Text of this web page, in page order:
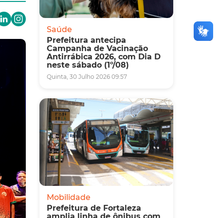
Saúde
Prefeitura antecipa
Campanha de Vacinação
Antirrábica 2026, com Dia D
neste sábado (1º/08)
Quinta, 30 Julho 2026 09:57
Mobilidade
Prefeitura de Fortaleza